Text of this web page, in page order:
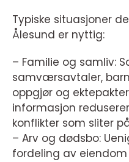
Typiske situasjoner
Ålesund er nyttig:
– Familie og samliv:
samværsavtaler,
oppgjør og
informasjon
konflikter som sliter
– Arv og dødsbo:
fordeling av